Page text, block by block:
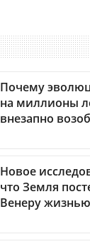
Почему
на миллионы
внезапно
Новое
что Земля
Венеру жизнью